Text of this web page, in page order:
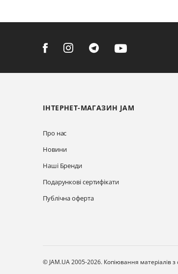
ІНТЕРНЕТ-МАГАЗИН JAM
Про нас
Новини
Наші Бренди
Подарункові сертифікати
Публічна оферта
© JAM.UA 2005-2026. Копіювання матеріалів